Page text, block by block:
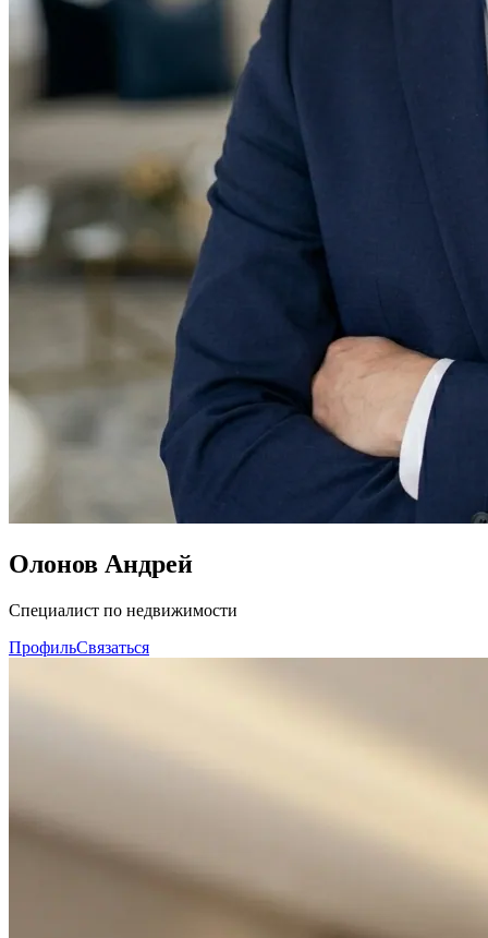
Олонов Андрей
Специалист по недвижимости
ПрофильСвязаться